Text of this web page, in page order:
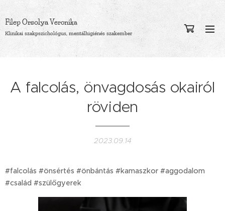
FilepOrsolyaVeronika
Klinikai szakpszichológus, mentálhigiénés szakember
A falcolás, önvagdosás okairól
röviden
2023.09.14
#falcolás #önsértés #önbántás #kamaszkor #aggodalom
#család #szülőgyerek